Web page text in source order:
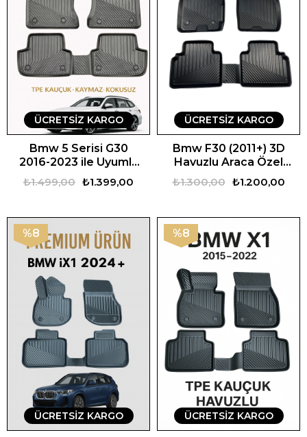
Bmw 5 Serisi G30
2016-2023 ile Uyumlu
3D Oto Paspas
Premium
₺1.399,00
₺1.499,00
ÜCRETSIZ KARGO
Bmw F30 (2011+) 3D
Havuzlu Araca Özel
Oto Paspas₺1.200,00
₺1.300,00
ÜCRETSIZ KARGO
%8
ÜCRETSIZ KARGO
%8
ÜCRETSIZ KARGO